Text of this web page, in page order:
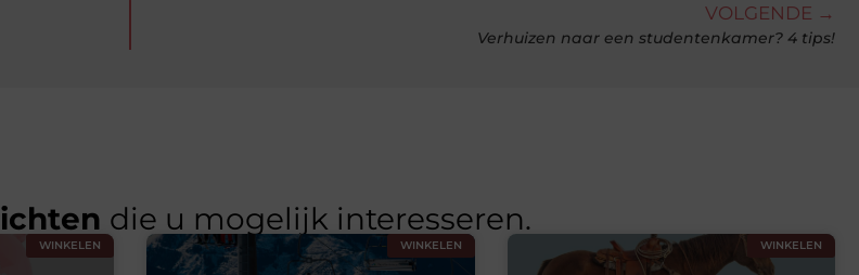
VOLGENDE →
Verhuizen naar een studentenkamer? 4 tips!
die u mogelijk interesseren.
WINKELEN WINKELEN WINKELEN